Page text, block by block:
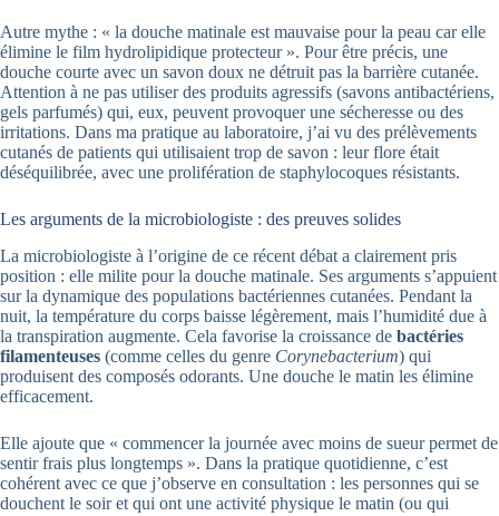
Autre mythe : « la douche matinale est mauvaise pour la peau car elle
élimine le film hydrolipidique protecteur ». Pour être précis, une
douche courte avec un savon doux ne détruit pas la barrière cutanée.
Attention à ne pas utiliser des produits agressifs (savons antibactériens,
gels parfumés) qui, eux, peuvent provoquer une sécheresse ou des
irritations. Dans ma pratique au laboratoire, j’ai vu des prélèvements
cutanés de patients qui utilisaient trop de savon : leur flore était
déséquilibrée, avec une prolifération de staphylocoques résistants.
Les arguments de la microbiologiste : des preuves solides
La microbiologiste à l’origine de ce récent débat a clairement pris
position : elle milite pour la douche matinale. Ses arguments s’appuient
sur la dynamique des populations bactériennes cutanées. Pendant la
nuit, la température du corps baisse légèrement, mais l’humidité due à
la transpiration augmente. Cela favorise la croissance de bactéries
filamenteuses (comme celles du genre Corynebacterium) qui
produisent des composés odorants. Une douche le matin les élimine
efficacement.
Elle ajoute que « commencer la journée avec moins de sueur permet de
sentir frais plus longtemps ». Dans la pratique quotidienne, c’est
cohérent avec ce que j’observe en consultation : les personnes qui se
douchent le soir et qui ont une activité physique le matin (ou qui